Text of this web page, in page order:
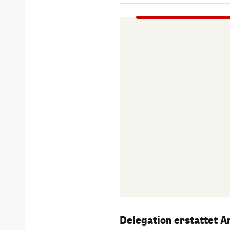
Delegation erstattet